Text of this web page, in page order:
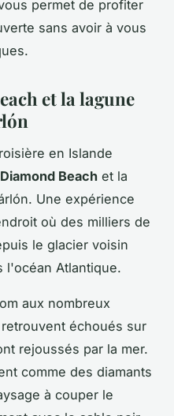
permet de profiter
sans avoir à vous
et la lagune
en Islande
Diamond Beach et la
Une expérience
où des milliers de
le glacier voisin
l'océan Atlantique.
aux nombreux
échoués sur
rejoussés par la mer.
comme des diamants
à couper le